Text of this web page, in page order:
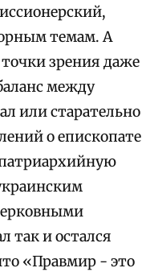
темам. А
зрения даже
между
или старательно
о епископате
так и остался
«Правмир - это